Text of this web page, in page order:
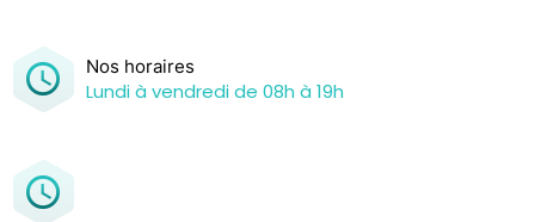
Nos horaires
Lundi à vendredi de 08h à 19h